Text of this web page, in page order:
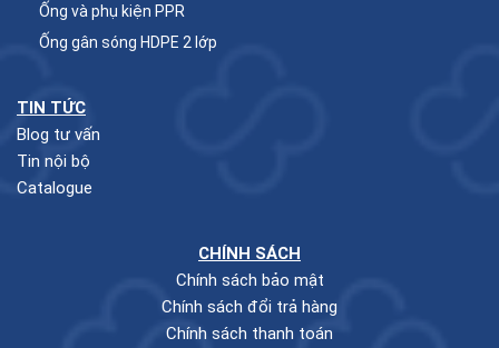
Ống và phụ kiện PPR
Ống gân sóng HDPE 2 lớp
TIN TỨC
Blog tư vấn
Tin nội bộ
Catalogue
CHÍNH SÁCH
Chính sách bảo mật
Chính sách đổi trả hàng
Chính sách thanh toán